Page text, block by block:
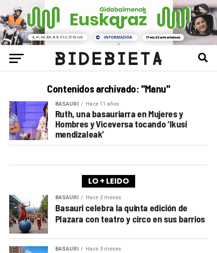
Contenidos archivado: "Manu"
BASAURI Hace 11 años
Ruth, una basauriarra en Mujeres y
Hombres y Viceversa tocando ‘Ikusi
mendizaleak’
LO + LEIDO
BASAURI Hace 2 meses
Basauri celebra la quinta edición de
Plazara con teatro y circo en sus barrios
BASAURI Hace 3 meses